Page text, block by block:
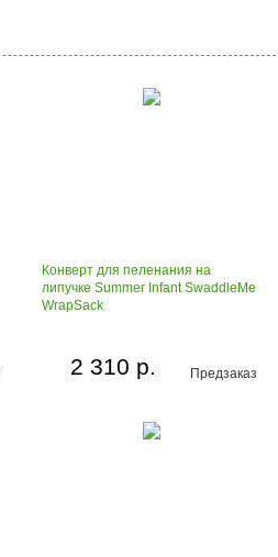
Конверт для пеленания на
липучке Summer Infant SwaddleMe
WrapSack
Предзаказ
2 310 р.